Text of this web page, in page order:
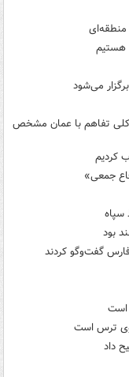
منطقه‌ای
هستیم
می‌شود
تفاهم با عمان مشخص
کردیم
جمعی»
سپاه
بود
گفت‌وگو کردند
است
ترس است
داد